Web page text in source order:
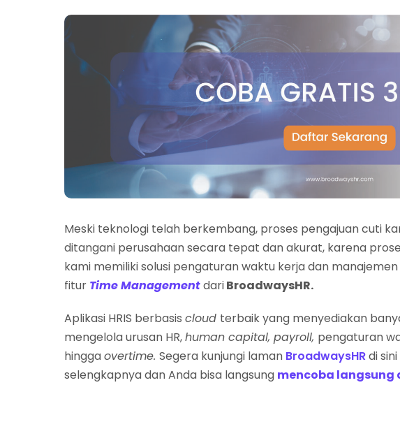
Meski teknologi telah berkembang, proses pengajuan cuti
ditangani perusahaan secara tepat dan akurat, karena
kami memiliki solusi pengaturan waktu kerja dan
fitur Time ManagementdariBroadwaysHR.
Aplikasi HRIS berbasis cloud terbaik yang menyediakan
mengelola urusan HR,human capital, payroll, pengaturan
hinggaovertime. Segera kunjungi laman BroadwaysHRdi sini
selengkapnya dan Anda bisa langsung mencoba langsung